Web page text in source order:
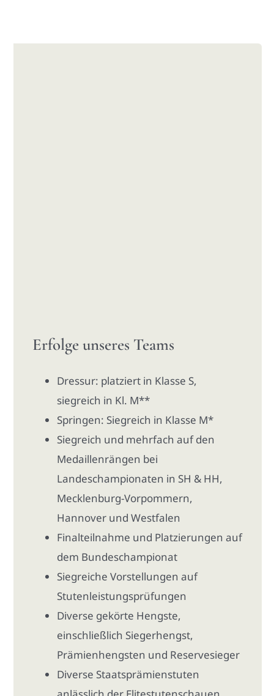
Erfolge unseres Teams
Dressur: platziert in Klasse S,
siegreich in Kl. M**
Springen: Siegreich in Klasse M*
Siegreich und mehrfach auf den
Medaillenrängen bei
Landeschampionaten in SH & HH,
Mecklenburg-Vorpommern,
Hannover und Westfalen
Finalteilnahme und Platzierungen auf
dem Bundeschampionat
Siegreiche Vorstellungen auf
Stutenleistungsprüfungen
Diverse gekörte Hengste,
einschließlich Siegerhengst,
Prämienhengsten und Reservesieger
Diverse Staatsprämienstuten